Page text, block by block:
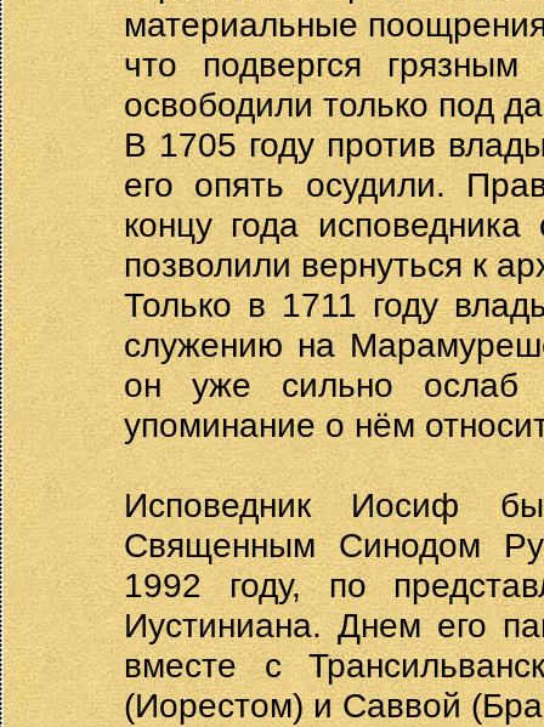
материальные
что подвергся
освободили только под
В 1705 году против
его опять осудили.
концу года
позволили вернуться к
Только в 1711 году
служению на
он уже сильно ослаб
упоминание о нём
Исповедник Иосиф
Священным Синодом
1992 году, по
Иустиниана. Днем его
вместе с
(Иорестом) и Саввой